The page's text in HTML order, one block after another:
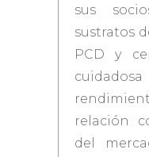
sus
sustratos
PCD y
relación
del